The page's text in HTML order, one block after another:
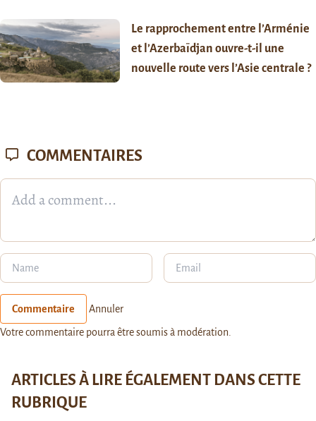
Le rapprochement entre l’Arménie
et l’Azerbaïdjan ouvre-t-il une
nouvelle route vers l’Asie centrale ?
COMMENTAIRES
Commentaire Annuler
Votre commentaire pourra être soumis à modération.
ARTICLES À LIRE ÉGALEMENT DANS CETTE
RUBRIQUE